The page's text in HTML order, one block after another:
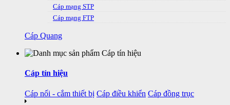
Cáp mạng STP
Cáp mạng FTP
Cáp Quang
Cáp tín hiệu
Cáp nối - cắm thiết bị Cáp điều khiển Cáp đồng trục